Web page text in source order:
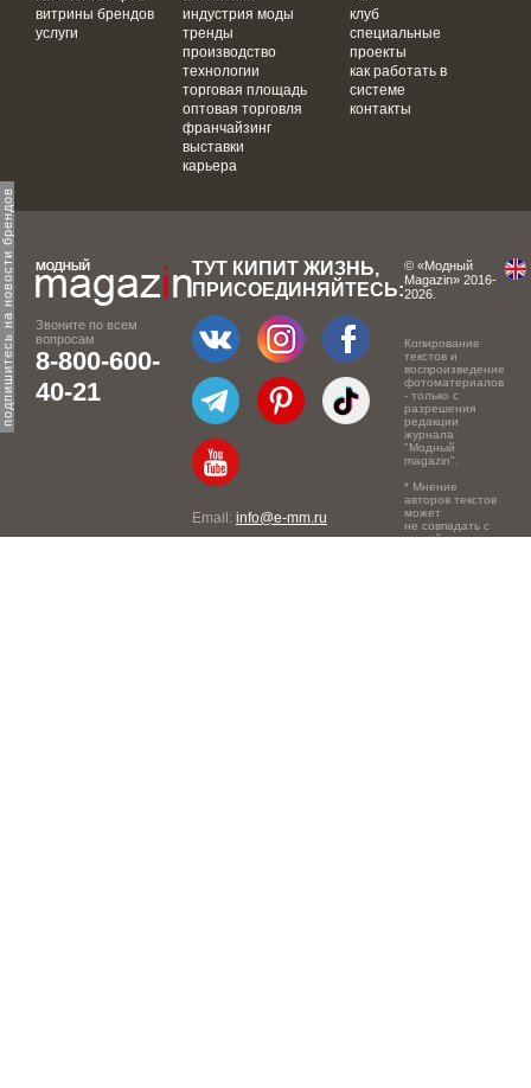
подпишитесь на новости брендов
витрины брендов
услуги
индустрия моды
тренды
производство
технологии
торговая площадь
оптовая торговля
франчайзинг
выставки
карьера
клуб
специальные
проекты
как работать в
системе
контакты
Звоните по всем
вопросам
8-800-600-
40-21
ТУТ КИПИТ ЖИЗНЬ,
ПРИСОЕДИНЯЙТЕСЬ:
Email: info@e-mm.ru
© «Модный
Magazin» 2016-
2026.
Копирование
текстов и
воспроизведение
фотоматериалов
- только с
разрешения
редакции
журнала
"Модный
magazin".
* Мнение
авторов текстов
может
не совпадать с
точкой зрения